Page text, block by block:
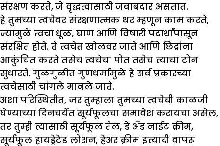
संरक्षण करते, जे वृद्धत्वासाठी जबाबदार असतात.
हे तुमच्या त्वचेवर संरक्षणात्मक थर म्हणून काम करते,
ज्यामुळे त्वचा धूळ, घाण आणि विषारी पदार्थांपासून
संरक्षित होते. ते त्वचेत खोलवर जाते आणि छिद्रांना
आकुंचित करते तसेच त्वचेचा पोत तसेच त्याचा टोन
सुधारते. गुळगुळीत गुणधर्मांमुळे हे सर्व प्रकारच्या
त्वचेसाठी चांगले मानले जाते.
अशा परिस्थितीत, जर तुम्हाला तुमच्या त्वचेची काळजी
घेण्याच्या दिनचर्येत सूर्यफूलचा समावेश करायचा असेल,
तर तुम्ही त्यासाठी सूर्यफूल तेल, डे अँड नाईट क्रीम,
सूर्यफूल हायड्रेटेड लोशन, हेअर क्रीम इत्यादी वापरू